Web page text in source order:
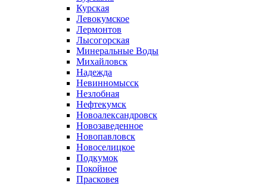
Курская
Левокумское
Лермонтов
Лысогорская
Минеральные Воды
Михайловск
Надежда
Невинномысск
Незлобная
Нефтекумск
Новоалександровск
Новозаведенное
Новопавловск
Новоселицкое
Подкумок
Покойное
Прасковея